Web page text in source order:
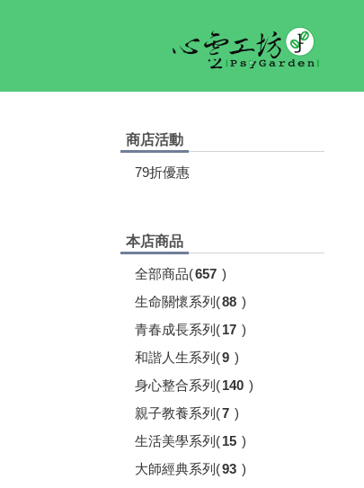
商店活動
79折優惠
本店商品
全部商品(657 )
生命關懷系列 (88 )
青春成長系列 (17 )
和諧人生系列 (9 )
身心整合系列 (140 )
親子教養系列 (7 )
生活美學系列 (15 )
大師經典系列 (93 )